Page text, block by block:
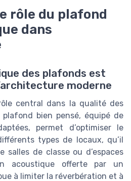
rôle du plafond
dans
des plafonds est
moderne
central dans la qualité des
plafond bien pensé, équipé de
permet d’optimiser le
types de locaux, qu’il
salles de classe ou d’espaces
acoustique offerte par un
à limiter la réverbération et à